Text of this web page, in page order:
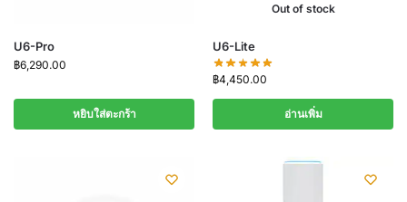
U6-Pro
฿6,290.00
หยิบใส่ตะกร้า
Out of stock
U6-Lite
฿4,450.00
อ่านเพิ่ม